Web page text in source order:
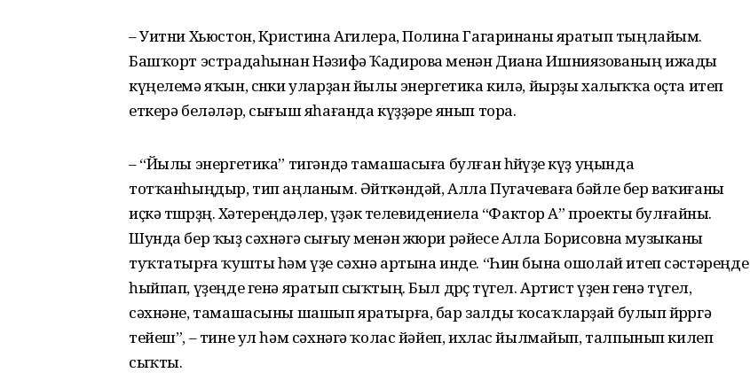
– Уитни Хьюстон, Кристина Агилера, Полина Гагаринаны яратып тыңлайым.
Башҡорт эстрадаһынан Нәзифә Ҡадирова менән Диана Ишниязованың ижады
күңелемә яҡын, сөнки уларҙан йылы энергетика килә, йырҙы халыҡҡа оҫта итеп
еткерә беләләр, сығыш яһағанда күҙҙәре янып тора.
– “Йылы энергетика” тигәндә тамашасыға булған һөйөүҙе күҙ уңында
тотҡанһыңдыр, тип аңланым. Әйткәндәй, Алла Пугачеваға бәйле бер ваҡиғаны
иҫкә төшөрҙөң. Хәтереңдәлер, үҙәк телевидениела “Фактор А” проекты булғайны.
Шунда бер ҡыҙ сәхнәгә сығыу менән жюри рәйесе Алла Борисовна музыканы
туҡтатырға ҡушты һәм үҙе сәхнә артына инде. “Һин бына ошолай итеп сәстәреңде
һыйпап, үҙеңде генә яратып сыҡтың. Был дөрөҫ түгел. Артист үҙен генә түгел,
сәхнәне, тамашасыны шашып яратырға, бар залды ҡосаҡларҙай булып йөрөргә
тейеш”, – тине ул һәм сәхнәгә ҡолас йәйеп, ихлас йылмайып, талпынып килеп
сыҡты.